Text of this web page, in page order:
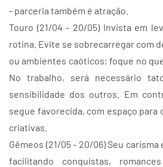
- parceria também é atração.
Touro (21/04 - 20/05) Invista em
rotina. Evite se sobrecarregar com
ou ambientes caóticos; foque no
No trabalho, será necessário
sensibilidade dos outros. Em
segue favorecida, com espaço para
criativas.
Gêmeos (21/05 - 20/06) Seu
facilitando conquistas,